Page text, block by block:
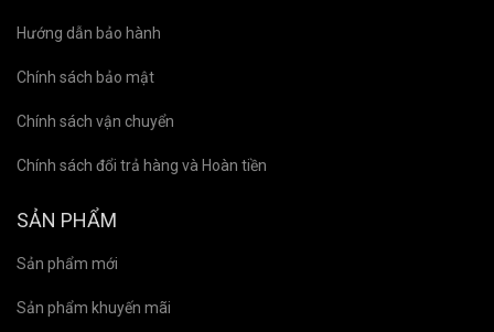
Hướng dẫn bảo hành
Chính sách bảo mật
Chính sách vận chuyển
Chính sách đổi trả hàng và Hoàn tiền
SẢN PHẨM
Sản phẩm mới
Sản phẩm khuyến mãi